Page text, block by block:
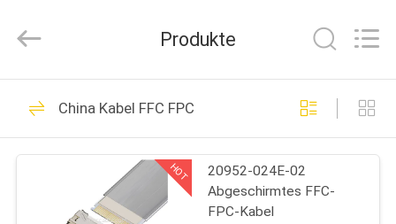
HAUSE
PRODUKTE
Ltd..
Reserved.
Mikrokoaxialkabel
303
Produkte
China Kabel FFC FPC
HOT
20952-024E-02
Abgeschirmtes FFC-
FPC-Kabel